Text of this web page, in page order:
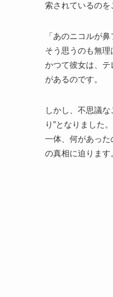
索されているのを
「あのニコルが
そう思うのも無理
かつて彼女は、
があるのです。
しかし、不思議
り”となりました。
一体、何があっ
の真相に迫ります